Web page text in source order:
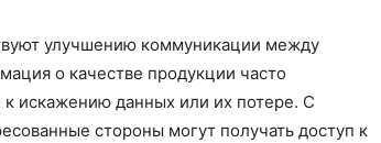
улучшению коммуникации между
о качестве продукции часто
к искажению данных или их потере. С
стороны могут получать доступ к